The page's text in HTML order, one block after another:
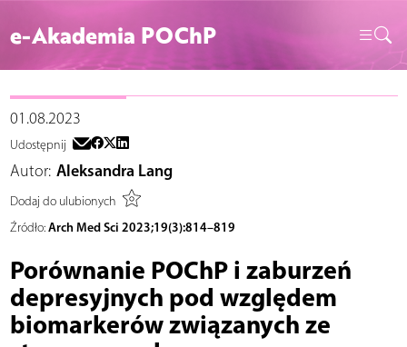
e-Akademia POChP
01.08.2023
Udostępnij
Autor: Aleksandra Lang
Dodaj do ulubionych
Źródło: Arch Med Sci 2023;19(3):814–819
Porównanie POChP i zaburzeń
depresyjnych pod względem
biomarkerów związanych ze